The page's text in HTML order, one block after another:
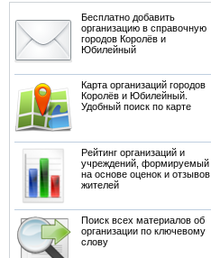
Бесплатно добавить
организацию в справочную
городов Королёв и
Юбилейный
Карта организаций городов
Королёв и Юбилейный.
Удобный поиск по карте
Рейтинг организаций и
учреждений, формируемый
на основе оценок и отзывов
жителей
Поиск всех материалов об
организации по ключевому
слову